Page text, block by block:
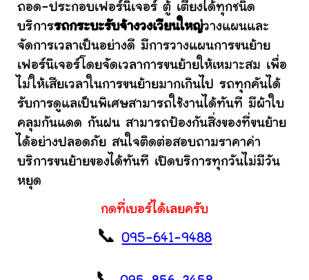
ถอด-ประกอบเฟอร์นิเจอร์ ตู้ เตียงได้ทุกชนิด
บริการรถกระบะรับจ้างวงเวียนใหญ่วางแผนและ
จัดการเวลาเป็นอย่างดี มีการวางแผนการขนย้าย
เฟอร์นิเจอร์โดยจัดเวลาการขนย้ายให้เหมาะสม เพื่อ
ไม่ให้เสียเวลาในการขนย้ายมากเกินไป รถทุกคันได้
รับการดูแลเป็นพิเศษสามารถใช้งานได้ทันที มีผ้าใบ
คลุมกันแดด กันฝน สามารถป้องกันสิ่งของที่ขนย้าย
ได้อย่างปลอดภัย สนใจติดต่อสอบถามราคาค่า
บริการขนย้ายของได้ทันที เปิดบริการทุกวันไม่มีวัน
หยุด
กดที่เบอร์ได้เลยครับ
📞095-641-9488